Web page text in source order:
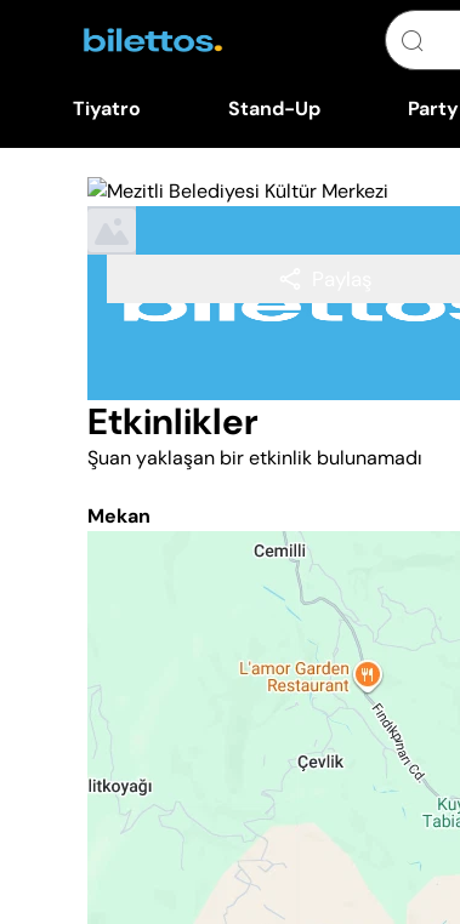
Tiyatro Stand-Up Party
Etkinlikler
Şuan yaklaşan bir etkinlik bulunamadı
Mekan